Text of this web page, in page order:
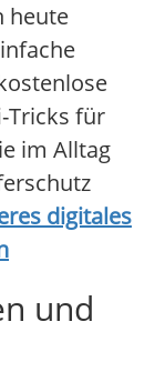
heute
Tricks für
im Alltag
digitales
und